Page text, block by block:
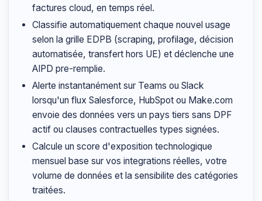
factures cloud, en temps réel.
Classifie automatiquement chaque nouvel usage
selon la grille EDPB (scraping, profilage, décision
automatisée, transfert hors UE) et déclenche une
AIPD pre-remplie.
Alerte instantanément sur Teams ou Slack
lorsqu'un flux Salesforce, HubSpot ou Make.com
envoie des données vers un pays tiers sans DPF
actif ou clauses contractuelles types signées.
Calcule un score d'exposition technologique
mensuel base sur vos integrations réelles, votre
volume de données et la sensibilite des catégories
traitées.